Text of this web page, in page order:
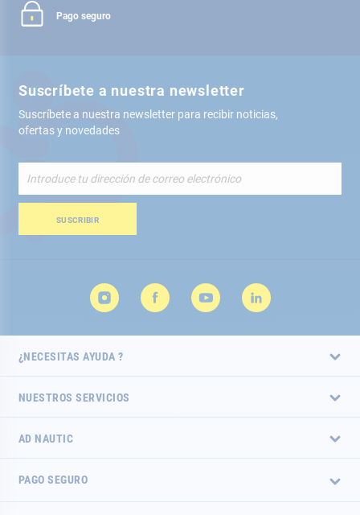
Pago seguro
Suscríbete a nuestra newsletter
Suscríbete a nuestra newsletter para recibir noticias,
ofertas y novedades
nuestro
de
SUSCRIBIR
¿NECESITAS AYUDA ?
NUESTROS SERVICIOS
AD NAUTIC
PAGO SEGURO